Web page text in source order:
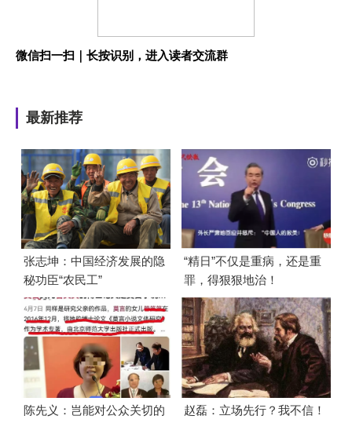
微信扫一扫｜长按识别，进入读者交流群
最新推荐
张志坤：中国经济发展的隐
秘功臣“农民工”
“精日”不仅是重病，还是重
罪，得狠狠地治！
陈先义：岂能对公众关切的
赵磊：立场先行？我不信！